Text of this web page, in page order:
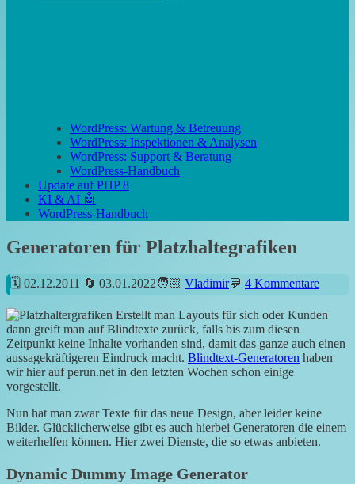
WordPress: Wartung & Betreuung
WordPress: Inspektionen & Analysen
WordPress: Support & Beratung
WordPress-Handbuch
Update auf PHP 8
KI & AI 🤖
WordPress-Handbuch
Generatoren für Platzhaltegrafiken
02.12.2011 03.01.2022 Vladimir 4 Kommentare
Erstellt man Layouts für sich oder Kunden
dann greift man auf Blindtexte zurück, falls bis zum diesen
Zeitpunkt keine Inhalte vorhanden sind, damit das ganze auch einen
aussagekräftigeren Eindruck macht. Blindtext-Generatoren haben
wir hier auf perun.net in den letzten Wochen schon einige
vorgestellt.
Nun hat man zwar Texte für das neue Design, aber leider keine
Bilder. Glücklicherweise gibt es auch hierbei Generatoren die einem
weiterhelfen können. Hier zwei Dienste, die so etwas anbieten.
Dynamic Dummy Image Generator